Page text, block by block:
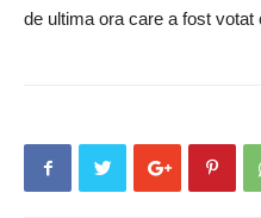
de ultima ora care a fost votat